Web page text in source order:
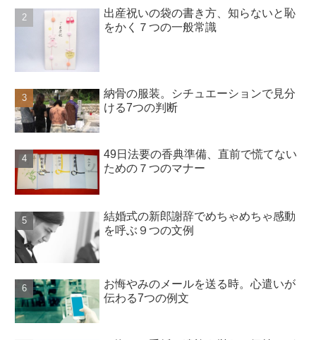
出産祝いの袋の書き方、知らないと恥
をかく７つの一般常識
納骨の服装。シチュエーションで見分
ける7つの判断
49日法要の香典準備、直前で慌てない
ための７つのマナー
結婚式の新郎謝辞でめちゃめちゃ感動
を呼ぶ９つの文例
お悔やみのメールを送る時。心遣いが
伝わる7つの例文